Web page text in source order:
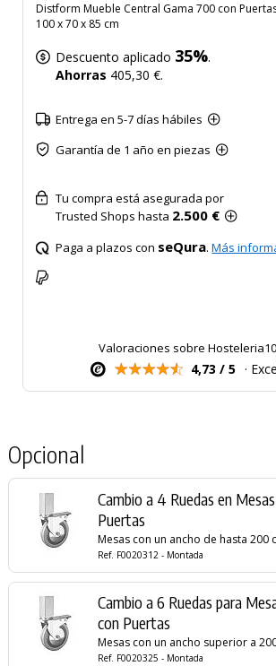
Distform Mueble Central Gama 700 con
100 x 70 x 85 cm
Descuento aplicado 35%.
Ahorras 405,30 €.
Entrega en 5-7 días hábiles
Garantía de 1 año en piezas
Tu compra está asegurada por
Trusted Shops hasta 2.500 €
Paga a plazos con seQura.Más
Valoraciones sobre
4,73 / 5 ·
Opcional
Cambio a 4 Ruedas en
Puertas
Mesas con un ancho de hasta 200
Ref. F0020312 - Montada
Cambio a 6 Ruedas para
con Puertas
Mesas con un ancho superior a
Ref. F0020325 - Montada